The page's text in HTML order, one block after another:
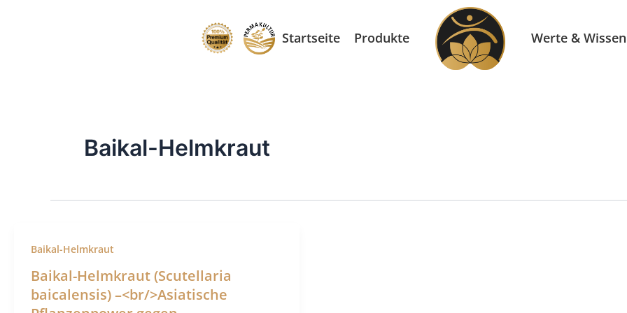
Startseite Produkte Werte & Wissen
Baikal-Helmkraut
Baikal-Helmkraut
Baikal-Helmkraut (Scutellaria
baicalensis) –<br/>Asiatische